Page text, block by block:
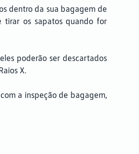
dentro da sua bagagem de
tirar os sapatos quando for
poderão ser descartados
X.
a inspeção de bagagem,